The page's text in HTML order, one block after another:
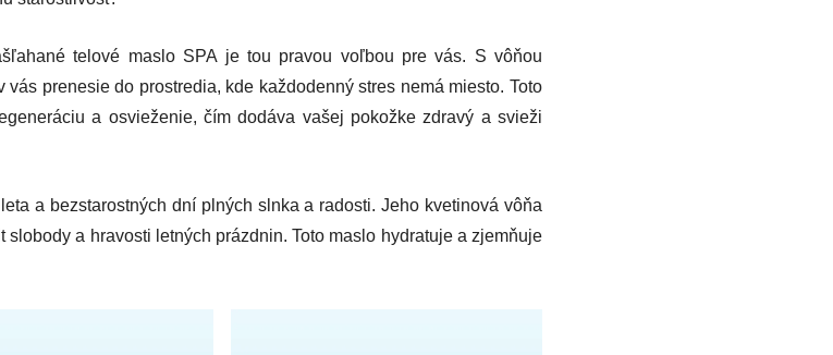
telové maslo SPA je tou pravou voľbou pre vás. S vôňou
prenesie do prostredia, kde každodenný stres nemá miesto. Toto
a osvieženie, čím dodáva vašej pokožke zdravý a svieži
a bezstarostných dní plných slnka a radosti. Jeho kvetinová vôňa
a hravosti letných prázdnin. Toto maslo hydratuje a zjemňuje